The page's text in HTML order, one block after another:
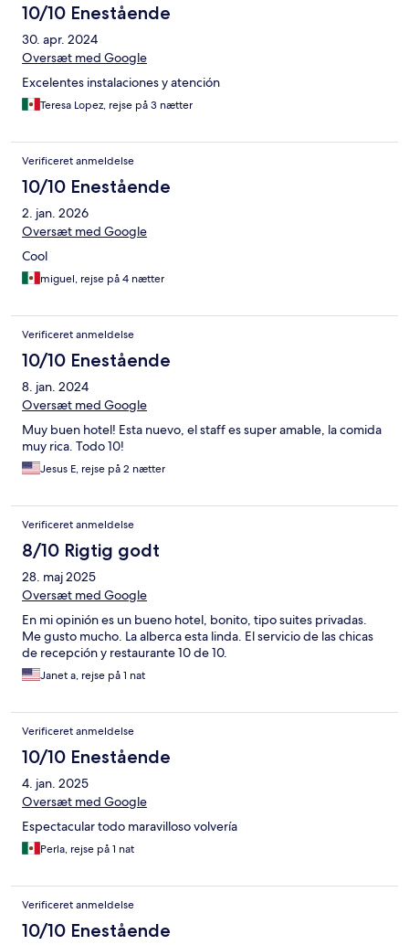
10/10 Enestående
30. apr. 2024
Oversæt med Google
Excelentes instalaciones y atención
Teresa Lopez, rejse på 3 nætter
Verificeret anmeldelse
10/10 Enestående
2. jan. 2026
Oversæt med Google
Cool
miguel, rejse på 4 nætter
Verificeret anmeldelse
10/10 Enestående
8. jan. 2024
Oversæt med Google
Muy buen hotel! Esta nuevo, el staff es super amable, la comida
muy rica. Todo 10!
Jesus E, rejse på 2 nætter
Verificeret anmeldelse
8/10 Rigtig godt
28. maj 2025
Oversæt med Google
En mi opinión es un bueno hotel, bonito, tipo suites privadas.
Me gusto mucho. La alberca esta linda. El servicio de las chicas
de recepción y restaurante 10 de 10.
Janet a, rejse på 1 nat
Verificeret anmeldelse
10/10 Enestående
4. jan. 2025
Oversæt med Google
Espectacular todo maravilloso volvería
Perla, rejse på 1 nat
Verificeret anmeldelse
10/10 Enestående